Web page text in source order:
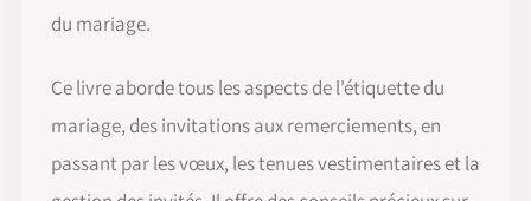
du mariage.
Ce livre aborde tous les aspects de l'étiquette du
mariage, des invitations aux remerciements, en
passant par les vœux, les tenues vestimentaires et la